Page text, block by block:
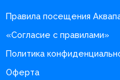
Правила посещения
«Согласие с правилами»
Политика
Оферта